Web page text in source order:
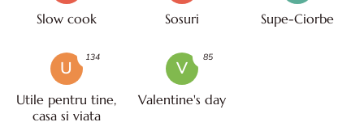
Slow cook Sosuri Supe-Ciorbe
U
Utile pentru tine,
casa si viata
134
V
Valentine's day
85